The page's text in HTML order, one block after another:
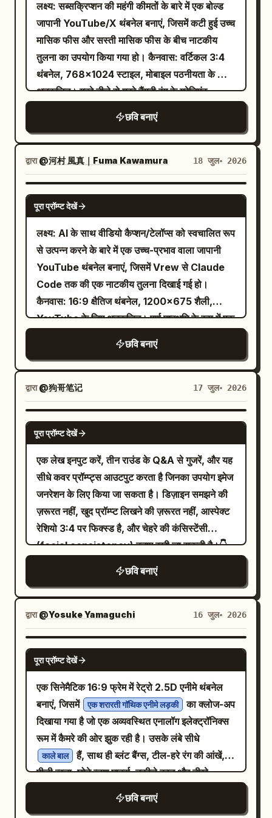
शीर्षक वाला एक चमकता हुआ सियान चेकलिस्ट बॉक्स
जोड़ें। इसमें ठीक 6 चेक किए गए आइटम होने चाहिए: “プ
ロンプト作成”, “Storyboard編集”, “GPT
Image 2選択”, “Seedance 2.0生成”, “修正
＆再生成”, “Skills保存＆再利用”। इस पैनल के
नीचे, लेबल के साथ ठीक 4 छोटे चौकोर ऐप आइकन दिखाएं:
“Project”, “Chat”, “History”, और “Skills”।
चिह्न (multiplication symbol) से अलग किए गए
ठीक 2 नियॉन क्रेडिट कार्ड जोड़ें। पहले बैंगनी कार्ड पर
“新規登録で” के ऊपर एक विशाल “100” और
“Free Credits” लिखा है। दूसरे नीले कार्ड पर “お友
達招待で” के ऊपर एक विशाल “200” और
“Credits” लिखा है। विजुअल स्टाइल: अल्ट्रा-डिटेल्ड
एनीमे की-विजुअल जिसे ग्लॉसी टेक विज्ञापन डिज़ाइन,
बोल्ड जापानी टाइपोग्राफी, डिस्ट्रेस्ड सिनेमाई शीर्षक
लेटरिंग, ब्राइट रिम लाइटिंग, होलोग्राफिक UI ओवरले,
लेंस फ्लेयर्स, तेज़ विकर्ण संरचना और एक तीव्र एक्शन-
पोस्टर फील के साथ मिलाया गया है। डिज़ाइन को सघन
लेकिन पठनीय रखें, जिसमें सभी सूचीबद्ध टेक्स्ट स्पष्ट रूप
से रखे गए हों और निर्दिष्ट ब्रांड तत्वों के अलावा कोई
अतिरिक्त लोगो या वॉटरमार्क न हो।
उपयोग करें। टॉप ग्रुप: एक काला तिरछा आयताकार बैनर
जिसमें छोटा बोल्ड सफेद जापानी टेक्स्ट हो: 「どれ選べ
ばいいか分からない男へ。」 मुख्य ग्रुप: बहुत बड़ा
सफेद जापानी मिन्चो-स्टाइल सेरिफ़ टेक्स्ट जिसमें हल्का
ड्रॉप शैडो हो: पहली लाइन पर 「女性100人が」 और
दूसरी लाइन पर 「ガチで選んだ」。 हाइलाइट ग्रुप:
उद्धरण चिह्नों के साथ बड़ा मैटेलिक गोल्ड सेरिफ़ टेक्स्ट:
「30代の清潔感」, जिसके नीचे बड़ा सफेद टेक्स्ट हो:
「の正解。」 गोल्ड वाक्यांश को मॉडल के बाद सबसे
मजबूत फोकल पॉइंट बनाएं। विषय विवरण: पुरुष को एक
पॉलिश किए हुए लक्जरी मैगज़ीन कवर जैसा दिखना चाहिए:
यथार्थवादी त्वचा बनावट, मूडी स्टूडियो लाइटिंग, शार्प
मर्दानगी।
a handsome Japanese man in his 30s
with wavy black hair wearing a black
का उपयोग करें। उत्पाद विवरण: दाईं ओर ठीक 4 मैट-ब्लैक
ग्रूमिंग कंटेनर दिखाएं: सबसे दाईं ओर 1 लंबी पंप बोतल,
उसके ठीक बाईं ओर 1 लंबी स्क्वीज़ ट्यूब, जार के सामने 1
कम ऊंचाई वाला बेलनाकार जार, और जार के पीछे 1 चौड़ा
कम ऊंचाई वाला बेलनाकार कंटेनर। सभी उत्पाद बिना
विजुअल स्टाइल: डार्क चारकोल-ब्लू बैकग्राउंड, ऊपर दाईं
ओर से एक विकर्ण स्पॉटलाइट बीम, केंद्र टेक्स्ट के चारों
ओर हल्की धुंध, प्रीमियम ब्लैक-एंड-गोल्ड कलर पैलेट,
यथार्थवादी कमर्शियल फोटोग्राफी, चमकदार लेकिन संयमित
हाइलाइट्स, स्पष्ट टाइपोग्राफी। कस्टमाइज़ेबल हेडलाइन
पैरामीटर्स: どれ選べばいいか分からない男へ。 ,
女性100人が\nガチで選んだ ,
「30代の清潔感」 , और の正解。 का उपयोग
करें। सीमाएं: संरचना को अव्यवस्थित न रखें, सुनिश्चित करें
कि सभी जापानी टेक्स्ट बड़े और पढ़ने योग्य हों, उत्पादों में
अतिरिक्त लेबल न जोड़ें, लोगो न जोड़ें, एक से अधिक व्यक्ति
लक्ष्य: सब्सक्रिप्शन की महंगी कीमतों के बारे में एक बोल्ड
जापानी YouTube/X थंबनेल बनाएं, जिसमें कटी हुई उच्च
मासिक फीस और सस्ती मासिक फीस के बीच नाटकीय
तुलना का उपयोग किया गया हो। कैनवास: वर्टिकल 3:4
थंबनेल, 768×1024 स्टाइल, मोबाइल पठनीयता के लिए
अनुकूलित। गहरे नीले से गहरे बैंगनी रंग के ग्रेडिएंट
बैकग्राउंड का उपयोग करें, जिसमें व्यक्ति के पीछे हल्का
स्पॉटलाइट ग्लो हो। सभी मुख्य टेक्स्ट को सुरक्षित मार्जिन के
भीतर रखें और इसे बेहद बड़ा, उच्च-कॉन्ट्रास्ट और स्पष्ट
रखें। लेआउट: सबसे ऊपर, पतली डोरियों से लटके हुए
ठीक 2 प्राइस टैग रखें: बायां टैग लाल है, थोड़ा झुका हुआ
है, जिस पर 月15,000円 टेक्स्ट बोल्ड सफेद रंग में है
और एक मोटी सफेद विकर्ण स्ट्राइक-थ्रू लाइन है; दायां
टैग नियॉन हरे रंग का है, थोड़ा झुका हुआ है, चमक रहा है,
जिस पर 月3,000円 टेक्स्ट बोल्ड सफेद रंग में है। टैग
के नीचे, काले शैडो के साथ एक विशाल सफेद हेडलाइन को
केंद्र में रखें: その課金、まだ早い । हेडलाइन के नीचे,
लगभग पूरी चौड़ाई में फैला हुआ एक चमकीला पीला
आयताकार बैनर जोड़ें, जिस पर बोल्ड काले अक्षरों में लिखा
हो: 月3,000円で足りる21の使い方 । विषय
विवरण: निचले आधे हिस्से में, लंबी काली बालों और बैंग्स
वाली एक मुस्कुराती हुई युवा जापानी महिला का यथार्थवादी
स्टूडियो-कटआउट पोर्ट्रेट दिखाएं, जिसने बेज रंग का निट
स्वेटर पहना है। वह कैमरे की ओर देखती है, अपना बायां
हाथ स्पष्ट रूप से "रुको/प्रतीक्षा करो" के इशारे में उठाती
है, और अपने दाहिने हाथ में एक गोल्ड क्रेडिट कार्ड पकड़े
स्पष्ट कटआउट किनारे का उपयोग करें। सजावटी तत्व:
उभरे हुए येन प्रतीकों वाले ठीक 3 छोटे तैरते हुए सोने के येन
सिक्के जोड़ें: एक बाईं ओर ऊपरी-मध्य क्षेत्र में, एक निचले-
बाएं किनारे के पास, और एक दाईं ओर मध्य क्षेत्र में। तीन
काले बिंदुओं वाले ठीक 2 सफेद स्पीच/चैट बबल जोड़ें: एक
क्षेत्र के पास दाईं ओर। अतिरिक्त सिक्के, बबल, आइकन,
लोगो या वॉटरमार्क न जोड़ें। विजुअल स्टाइल: उच्च-प्रभाव
वाला जापानी सोशल मीडिया थंबनेल, ग्लॉसी 3D एक्सेंट,
मजबूत ड्रॉप शैडो, हरे टैग पर नियॉन ग्लो, साफ
कंपोजिटिंग, शार्प टाइपोग्राफी, सैचुरेटेड कलर्स, प्रोफेशनल
वायरल-कवर डिज़ाइन। टेक्स्ट को सटीक रखें और उसे
अस्पष्ट न होने दें।
छवि बनाएं
द्वारा@河村 風真｜Fuma Kawamura 18 जुल॰ 2026
GPT IMAGE 2
पूरा प्रॉम्प्ट देखें
लक्ष्य: AI के साथ वीडियो कैप्शन/टेलॉप्स को स्वचालित रूप
से उत्पन्न करने के बारे में एक उच्च-प्रभाव वाला जापानी
YouTube थंबनेल बनाएं, जिसमें Vrew से Claude
Code तक की एक नाटकीय तुलना दिखाई गई हो।
कैनवास: 16:9 क्षैतिज थंबनेल, 1200×675 शैली,
YouTube के लिए अनुकूलित। पूर्ण पृष्ठभूमि के रूप में एक
गहरे धुंधले वीडियो-संपादन टाइमलाइन इंटरफ़ेस का उपयोग
करें, जिसमें बैंगनी और नीले रंग की टाइमलाइन ट्रैक और
छोटे क्लिप ब्लॉक दिखाई दे रहे हों लेकिन वे फोकस से बाहर
हों। लेआउट: शीर्ष पर एक विशाल बोल्ड जापानी हेडलाइन
रखें जो AIでテロップを自動作成 पढ़े। अक्षर मोटे
काले आउटलाइन और एक अतिरिक्त पतली सफेद बाहरी
स्ट्रोक के साथ सफेद होने चाहिए, जो अधिकतम प्रभाव के
लिए थोड़े झुके हुए और बारीकी से व्यवस्थित हों। बाईं-मध्य
में एक बड़ा सफेद स्पीच-बबल शिकायत बॉक्स रखें, जिसमें
काली आउटलाइन और नीचे दाईं ओर एक छोटा पॉइंटर हो।
इसके अंदर, शिकायत के लिए बोल्ड काले जापानी टेक्स्ट का
उपयोग करें और एक लाल रंग की जोर देने वाली अंतिम पंक्ति
के साथ पीला अंडरलाइन लगाएं:
誤字脱字多すぎるし、テロップはズレまくってる
し、変なところで改行するし、そのくせにそれ以
外のことは何もできないって...\nVrewマジで使
えんw
मिलाकर ठीक 2 लोगो। लोगो 1 एक सियान-नीले रंग का
गोल चौकोर Vrew जैसा आइकन है जिसमें सफेद V मार्क
है, जो केंद्र के पास स्थित है और आंशिक रूप से एक छोटे
नारंगी पिक्सेलेटेड शुभंकर/बग आकार द्वारा ओवरलैप किया
गया है। लोगो 2 एक बड़ा नारंगी-लाल गोल चौकोर
Claude जैसा आइकन है जिसमें सफेद रेडियल स्टारबर्स्ट
है, जो ऊपरी दाईं ओर स्थित है, जिसके ऊपरी दाएं कोने पर
एक चमकदार सोने का ताज झुका हुआ है। नारंगी आइकन के
नीचे एक छोटा सफेद लेबल जोड़ें जो बोल्ड काले टेक्स्ट में
Claude Code पढ़े। दोनों लोगो के बीच, नीले लोगो
से नारंगी लोगो की ओर इशारा करते हुए सफेद आउटलाइन
छवि बनाएं
द्वारा@狗哥笔记 17 जुल॰ 2026
GPT IMAGE 2
पूरा प्रॉम्प्ट देखें
एक लेख इनपुट करें, तीन राउंड के Q&A से गुजरें, और यह
सीधे कवर प्रॉम्प्ट्स आउटपुट करता है जिनका उपयोग इमेज
जनरेशन के लिए किया जा सकता है। डिज़ाइन समझने की
ज़रूरत नहीं, खुद प्रॉम्प्ट लिखने की ज़रूरत नहीं, आस्पेक्ट
रेशियो 3:4 पर फिक्स्ड है, और चेहरे की कंसिस्टेंसी
(facial consistency) बनाए रखी जा सकती है।👇
👹 पूरा वर्कफ़्लो इस प्रकार है: 1. स्किल इंस्टॉलेशन और
पहली बार कॉन्फ़िगरेशन (अपने चेहरे की एक फोटो सेव करें
+ इमेज जनरेशन मॉडल की पुष्टि करें) 2. लेख की सामग्री
एजेंट को दें, जो इसे स्वचालित रूप से पढ़ता और रिफ़ाइन
करता है 3. राउंड 1: सामग्री के आधार पर कंपोज़िशन
स्टाइल की सिफारिश करें (चुनने के लिए 10 विकल्प) +
स्वचालित रूप से संभावित शीर्षक तैयार करें 4. राउंड 2:
फेस रेफरेंस इमेज + UI स्क्रीनशॉट/प्रोडक्ट इमेज जैसी
सामग्री 5. राउंड 3: एक्सप्रेशन, बैकग्राउंड टोन, फ़ॉन्ट
और फ़ॉन्ट का रंग एक साथ चुनें, या यदि आप आलसी हैं तो
सब कुछ मॉडल पर छोड़ दें 6. पूर्ण प्रॉम्प्ट्स आउटपुट करें:
3:4 कंपोज़िशन, सेफ़्टी ज़ोन, इमेज 1 (चेहरा) + इमेज 2
(सामग्री) के लिए मल्टी-रेफरेंस इमेज राइटिंग, सब कुछ
शामिल है 7. इसे Jimeng / Nano Banana / GPT-
Image पर ले जाकर इमेज जनरेट करें (यदि आपके एजेंट
छवि बनाएं
द्वारा@Yosuke Yamaguchi 16 जुल॰ 2026
GPT IMAGE 2
पूरा प्रॉम्प्ट देखें
एक सिनेमैटिक 16:9 फ्रेम में रेट्रो 2.5D एनीमे थंबनेल
बनाएं, जिसमें
एक शरारती गॉथिक एनीमे लड़की
का क्लोज-अप
दिखाया गया है जो एक अव्यवस्थित एनालॉग इलेक्ट्रॉनिक्स
रूम में कैमरे की ओर झुक रही है। उसके लंबे सीधे
काले बाल
हैं, साथ ही ब्लंट बैंग्स, टील-हरे रंग की आंखें,
पीली त्वचा, छोटे ब्लश मार्क्स, नुकीले कान और तीखे
त्रिकोणीय दांतों के साथ एक चौड़ी परेशान करने वाली
मुस्कान है। उसने काले रंग का टॉप और एक पतला काला
छवि बनाएं